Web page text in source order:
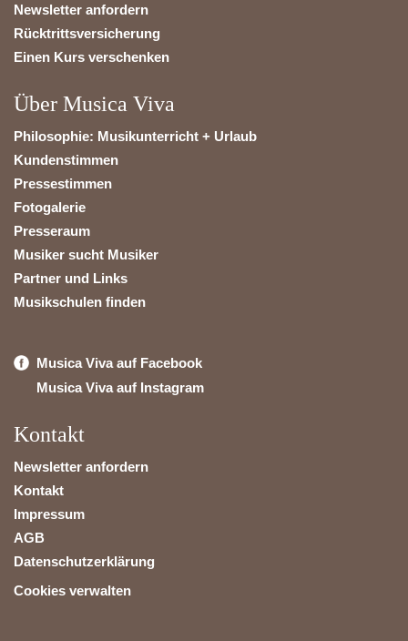
Newsletter anfordern
Rücktrittsversicherung
Einen Kurs verschenken
Über Musica Viva
Philosophie: Musikunterricht + Urlaub
Kundenstimmen
Pressestimmen
Fotogalerie
Presseraum
Musiker sucht Musiker
Partner und Links
Musikschulen finden
Musica Viva auf Facebook
Musica Viva auf Instagram
Kontakt
Newsletter anfordern
Kontakt
Impressum
AGB
Datenschutzerklärung
Cookies verwalten